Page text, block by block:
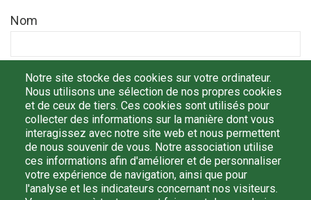
Nom
Prénom
Email
En m'inscrivant, je confirme avoir lu et compris lapolitique de
Notre site stocke des cookies sur votre ordinateur.
Nous utilisons une sélection de nos propres cookies
et de ceux de tiers. Ces cookies sont utilisés pour
collecter des informations sur la manière dont vous
interagissez avec notre site web et nous permettent
de nous souvenir de vous. Notre association utilise
ces informations afin d'améliorer et de personnaliser
votre expérience de navigation, ainsi que pour
l'analyse et les indicateurs concernant nos visiteurs.